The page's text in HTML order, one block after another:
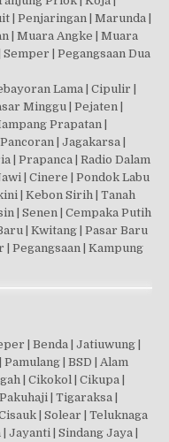
| Penjaringan | Marunda |
| Muara Angke | Muara
| Pegangsaan Dua
Lama | Cipulir |
Minggu | Pejaten |
Prapatan |
| Jagakarsa |
| Prapanca | Radio Dalam
| Cinere | Pondok Labu
| Kebon Sirih | Tanah
| Senen | Cempaka Putih
| Kwitang | Pasar Baru
| Pegangsaan | Kampung
| Benda | Jatiuwung |
| BSD | Alam
| Cikokol | Cikupa |
| Tigaraksa |
| Solear | Teluknaga
Jayanti | Sindang Jaya |